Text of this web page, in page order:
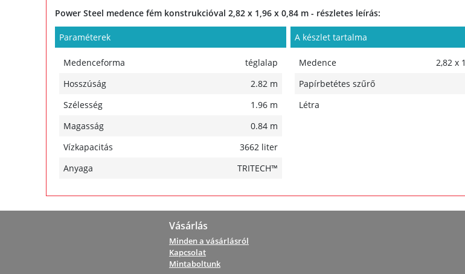
Power Steel medence fém konstrukcióval 2,82 x 1,96 x 0,84 m - részletes leírás:
Paraméterek
Medenceforma
téglalap
Hosszúság
2.82 m
Szélesség
1.96 m
Magasság
0.84 m
Vízkapacitás
3662 liter
Anyaga
TRITECH™
A készlet tartalma
Medence
2,82 x
Papírbetétes szűrő
Létra
Vásárlás
Minden a vásárlásról
Kapcsolat
Mintaboltunk